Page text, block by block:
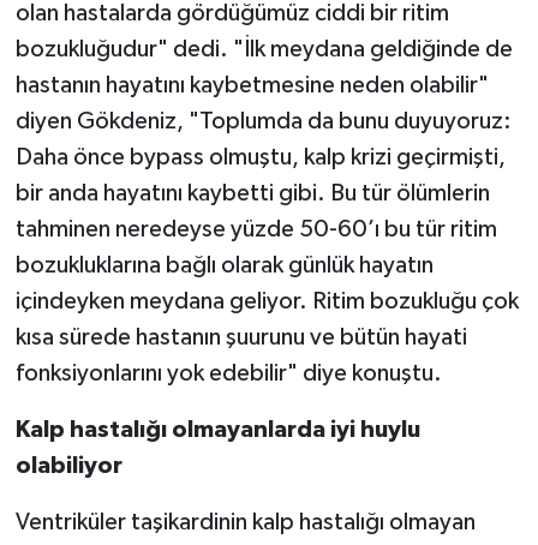
olan hastalarda gördüğümüz ciddi bir ritim
bozukluğudur" dedi. "İlk meydana geldiğinde de
hastanın hayatını kaybetmesine neden olabilir"
diyen Gökdeniz, "Toplumda da bunu duyuyoruz:
Daha önce bypass olmuştu, kalp krizi geçirmişti,
bir anda hayatını kaybetti gibi. Bu tür ölümlerin
tahminen neredeyse yüzde 50-60’ı bu tür ritim
bozukluklarına bağlı olarak günlük hayatın
içindeyken meydana geliyor. Ritim bozukluğu çok
kısa sürede hastanın şuurunu ve bütün hayati
fonksiyonlarını yok edebilir" diye konuştu.
Kalp hastalığı olmayanlarda iyi huylu
olabiliyor
Ventriküler taşikardinin kalp hastalığı olmayan